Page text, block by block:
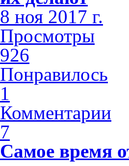
8 ноя 2017 г.
Просмотры
926
Понравилось
1
Комментарии
7
Самое время